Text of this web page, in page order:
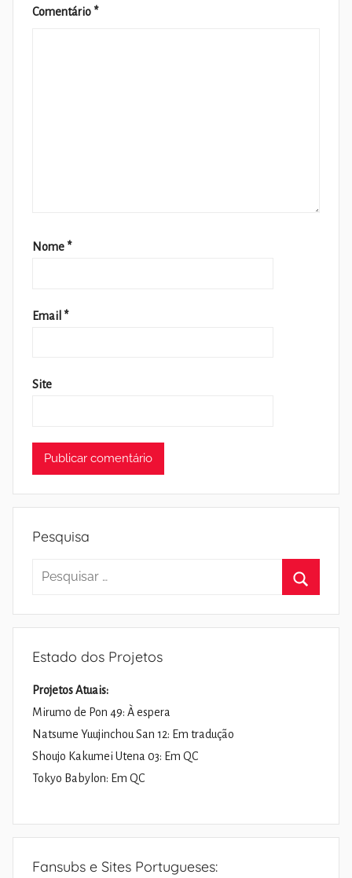
Comentário *
Nome *
Email *
Site
Pesquisa
Pesquisar
Estado dos Projetos
Projetos Atuais:
Mirumo de Pon 49: À espera
Natsume Yuujinchou San 12: Em tradução
Shoujo Kakumei Utena 03: Em QC
Tokyo Babylon: Em QC
Fansubs e Sites Portugueses: